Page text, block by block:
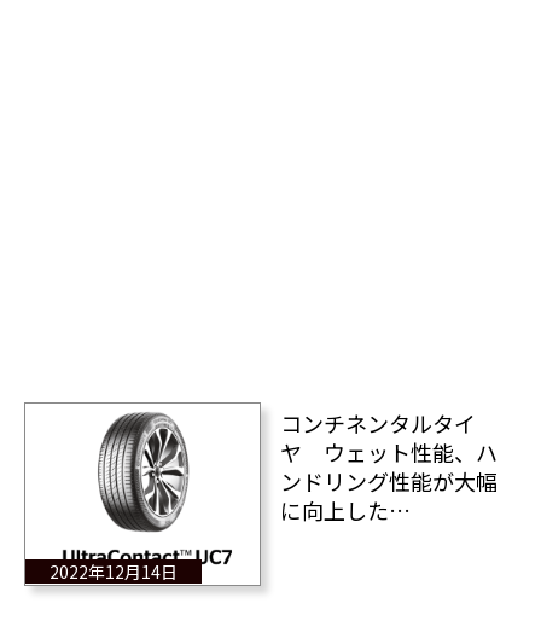
2022年12月14日
コンチネンタルタイ
ヤ ウェット性能、ハ
ンドリング性能が大幅
に向上した